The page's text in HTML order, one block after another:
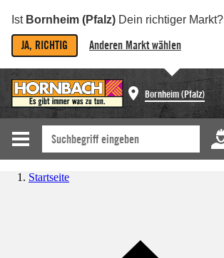
Ist Bornheim (Pfalz) Dein richtiger Markt?
JA, RICHTIG Anderen Markt wählen
Bornheim (Pfalz)
Startseite